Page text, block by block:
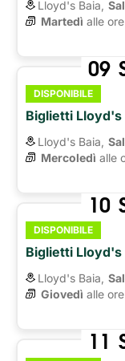
Lloyd's Baia,
Martedì alle ore
09
DISPONIBILE
Biglietti Lloyd's
Lloyd's Baia,
Mercoledì alle
10
DISPONIBILE
Biglietti Lloyd's
Lloyd's Baia,
Giovedì alle ore
11